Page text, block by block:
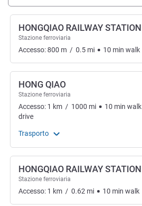
HONGQIAO RAILWAY STATION
Stazione ferroviaria
Accesso:800 m / 0.5 mi 10 min walk
HONG QIAO
Stazione ferroviaria
Accesso: 1 km / 1000 mi 10 min walk
drive
Trasporto
HONGQIAO RAILWAY STATION
Stazione ferroviaria
Accesso: 1 km / 0.62 mi 10 min walk